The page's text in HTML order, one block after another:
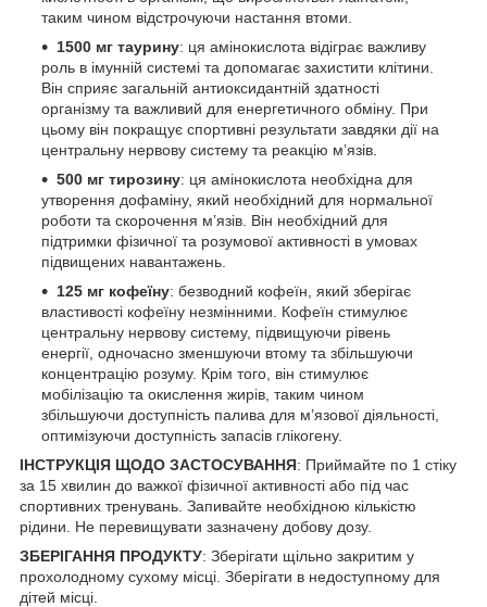
таким чином відстрочуючи настання втоми.
1500 мг таурину: ця амінокислота відіграє важливу
роль в імунній системі та допомагає захистити клітини.
Він сприяє загальній антиоксидантній здатності
організму та важливий для енергетичного обміну. При
цьому він покращує спортивні результати завдяки дії на
центральну нервову систему та реакцію м’язів.
500 мг тирозину: ця амінокислота необхідна для
утворення дофаміну, який необхідний для нормальної
роботи та скорочення м’язів. Він необхідний для
підтримки фізичної та розумової активності в умовах
підвищених навантажень.
125 мг кофеїну: безводний кофеїн, який зберігає
властивості кофеїну незмінними. Кофеїн стимулює
центральну нервову систему, підвищуючи рівень
енергії, одночасно зменшуючи втому та збільшуючи
концентрацію розуму. Крім того, він стимулює
мобілізацію та окислення жирів, таким чином
збільшуючи доступність палива для м’язової діяльності,
оптимізуючи доступність запасів глікогену.
ІНСТРУКЦІЯ ЩОДО ЗАСТОСУВАННЯ: Приймайте по 1 стіку
за 15 хвилин до важкої фізичної активності або під час
спортивних тренувань. Запивайте необхідною кількістю
рідини. Не перевищувати зазначену добову дозу.
ЗБЕРІГАННЯ ПРОДУКТУ: Зберігати щільно закритим у
прохолодному сухому місці. Зберігати в недоступному для
дітей місці.